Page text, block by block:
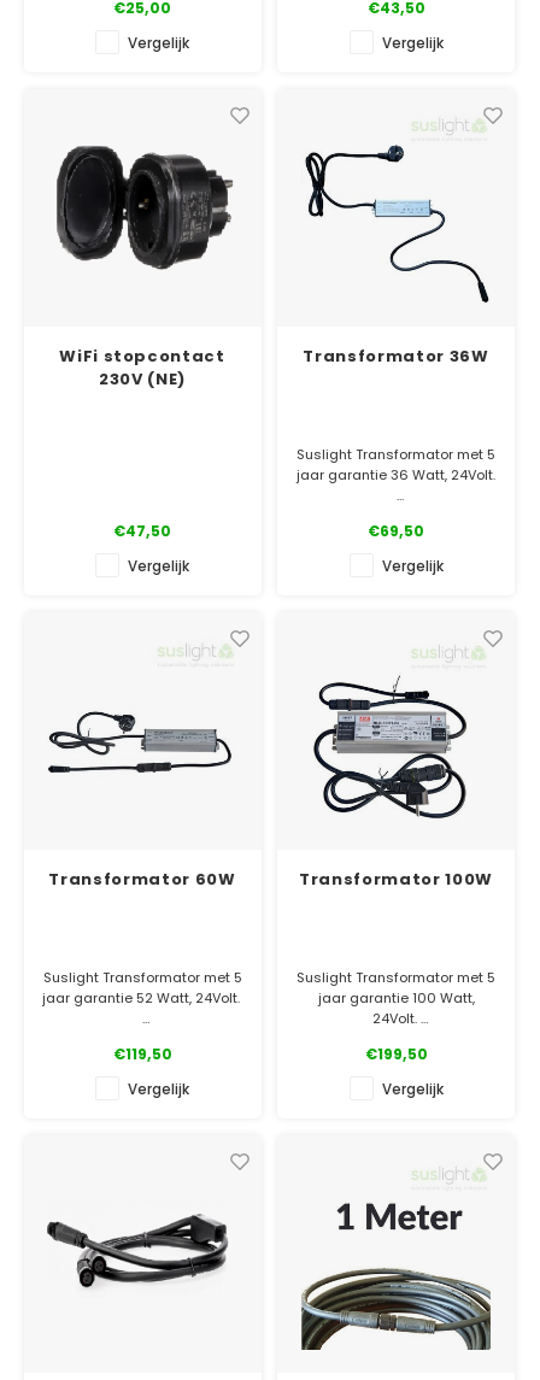
€25,00
Vergelijk
Connect System. Dat
betekent stekkerbaar
aansluiten in een mum van
✓ Officiële Suslight dealer
✓ Gratis bezorgd
✓ 5 jaar garantie
€43,50
Vergelijk
WiFi stopcontact
230V (NE)
€47,50
Vergelijk
Transformator 36W
Suslight Transformator met 5
jaar garantie 36 Watt, 24Volt.
✓ Laagste prijsgarantie
✓ 5 jaar garantie
€69,50
Vergelijk
Transformator 60W
Suslight Transformator met 5
jaar garantie 52 Watt, 24Volt.
✓ Laagste prijsgarantie
✓ 5 jaar garantie
€119,50
Vergelijk
Transformator 100W
Suslight Transformator met 5
jaar garantie 100 Watt,
24Volt.
✓ Officiële Suslight dealer
✓ Laagste prijsgarantie
✓ 5 jaar garantie
€199,50
Vergelijk